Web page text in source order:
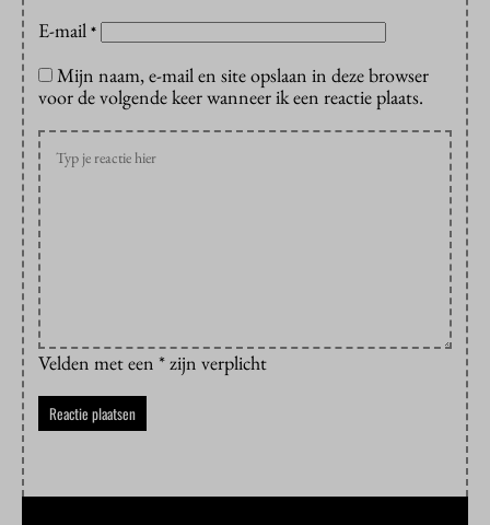
E-mail *
Mijn naam, e-mail en site opslaan in deze browser
voor de volgende keer wanneer ik een reactie plaats.
Velden met een * zijn verplicht